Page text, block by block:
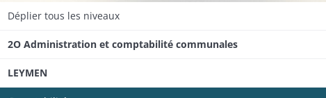
Dépliertous les niveaux
2O Administration et comptabilité communales
LEYMEN